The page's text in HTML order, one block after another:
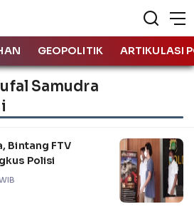
GEOPOLITIK ARTIKULASI
Samudra
Bintang FTV
Polisi